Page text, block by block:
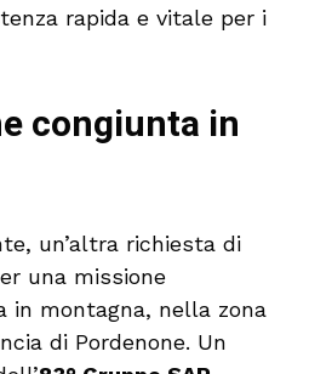
rapida e vitale per i
congiunta in
un’altra richiesta di
una missione
in montagna, nella zona
di Pordenone. Un